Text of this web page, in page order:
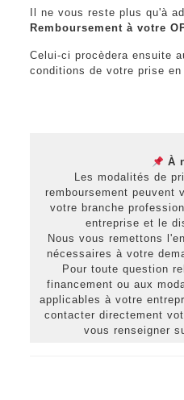
Il ne vous reste plus qu'à
Remboursement à votre
Celui-ci procèdera ensuite
conditions de votre prise en
À
Les modalités de
remboursement peuvent
votre branche
entreprise et le
Nous vous remettons
nécessaires à votre
Pour toute question
financement ou aux
applicables à votre
contacter directement
vous renseigner